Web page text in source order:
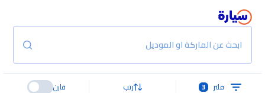
ابحث عن الماركة او الموديل
فلتر 3 رتب قارن